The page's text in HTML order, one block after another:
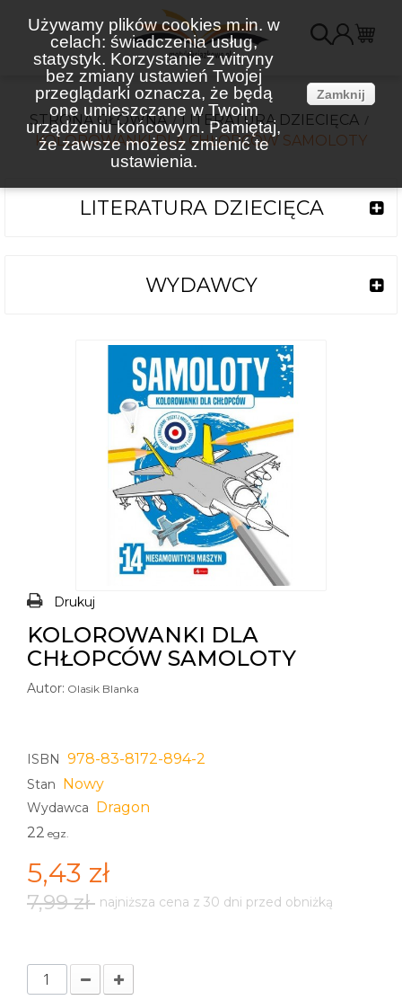
Używamy plików cookies m.in. w
celach: świadczenia usług,
statystyk. Korzystanie z witryny
bez zmiany ustawień Twojej
przeglądarki oznacza, że będą
one umieszczane w Twoim
urządzeniu końcowym. Pamiętaj,
że zawsze możesz zmienić te
ustawienia.
Zamknij
STRONA GŁÓWNA
LITERATURA DZIECIĘCA
KOLOROWANKI DLA CHŁOPCÓW SAMOLOTY
LITERATURA DZIECIĘCA
WYDAWCY
Drukuj
KOLOROWANKI DLA
CHŁOPCÓW SAMOLOTY
Autor: Olasik Blanka
ISBN 978-83-8172-894-2
Stan Nowy
Wydawca Dragon
22 egz.
5,43 zł
7,99 zł najniższa cena z 30 dni przed obniżką